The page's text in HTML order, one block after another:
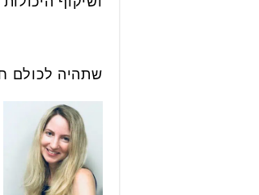
שתהיה לכולם